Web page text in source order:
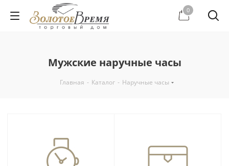
0
Мужские наручные часы
Главная - Каталог - Наручные часы